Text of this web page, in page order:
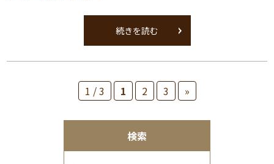
検索
続きを読む
1 / 3 1 2 3 »